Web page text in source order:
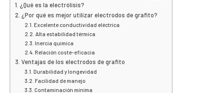
¿Qué es la electrólisis?
¿Por qué es mejor utilizar electrodos de grafito?
Excelente conductividad eléctrica
Alta estabilidad térmica
Inercia química
Relación coste-eficacia
Ventajas de los electrodos de grafito
Durabilidad y longevidad
Facilidad de manejo
Contaminación mínima